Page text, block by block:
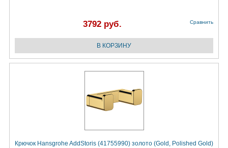
3792 руб. Сравнить
Крючок Hansgrohe AddStoris (41755990) золото (Gold, Polished Gold)